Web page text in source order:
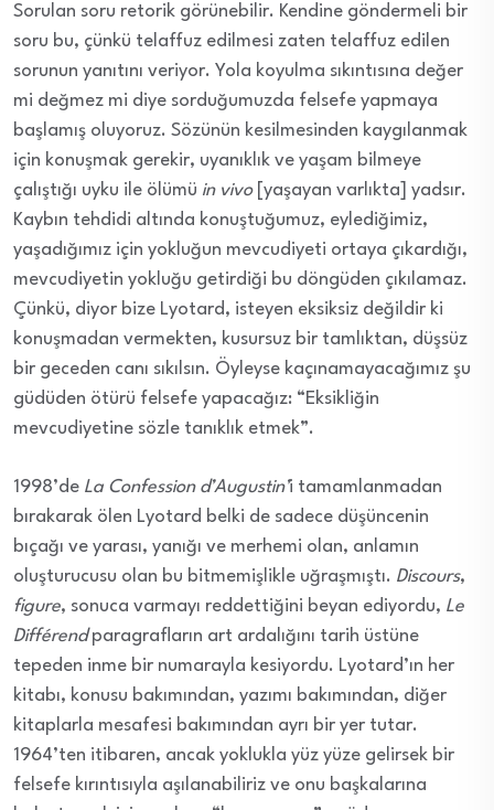
Sorulan soru retorik görünebilir. Kendine göndermeli bir
soru bu, çünkü telaffuz edilmesi zaten telaffuz edilen
sorunun yanıtını veriyor. Yola koyulma sıkıntısına değer
mi değmez mi diye sorduğumuzda felsefe yapmaya
başlamış oluyoruz. Sözünün kesilmesinden kaygılanmak
için konuşmak gerekir, uyanıklık ve yaşam bilmeye
çalıştığı uyku ile ölümü in vivo[yaşayan varlıkta] yadsır.
Kaybın tehdidi altında konuştuğumuz, eylediğimiz,
yaşadığımız için yokluğun mevcudiyeti ortaya çıkardığı,
mevcudiyetin yokluğu getirdiği bu döngüden çıkılamaz.
Çünkü, diyor bize Lyotard, isteyen eksiksiz değildir ki
konuşmadan vermekten, kusursuz bir tamlıktan, düşsüz
bir geceden canı sıkılsın. Öyleyse kaçınamayacağımız şu
güdüden ötürü felsefe yapacağız: “Eksikliğin
mevcudiyetine sözle tanıklık etmek”.
1998’de La Confession d’Augustin’i tamamlanmadan
bırakarak ölen Lyotard belki de sadece düşüncenin
bıçağı ve yarası, yanığı ve merhemi olan, anlamın
oluşturucusu olan bu bitmemişlikle uğraşmıştı. Discours,
figure, sonuca varmayı reddettiğini beyan ediyordu, Le
Différendparagrafların art ardalığını tarih üstüne
tepeden inme bir numarayla kesiyordu. Lyotard’ın her
kitabı, konusu bakımından, yazımı bakımından, diğer
kitaplarla mesafesi bakımından ayrı bir yer tutar.
1964’ten itibaren, ancak yoklukla yüz yüze gelirsek bir
felsefe kırıntısıyla aşılanabiliriz ve onu başkalarına